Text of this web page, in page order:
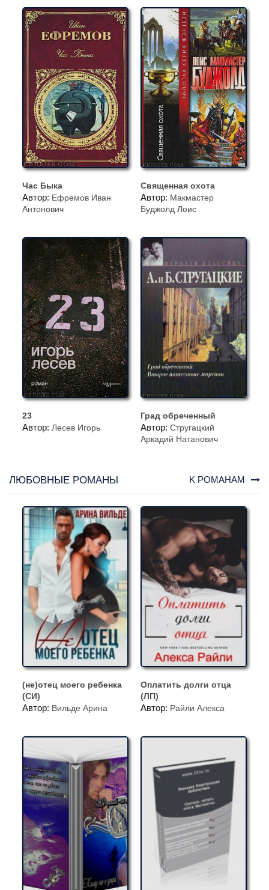
«Убей меня нежно», и по нему также был снят
художественный фильм (2002) с Хизер Грэм и
Джозефом Файнсом в главных ролях.
Час Быка
Автор: Ефремов Иван
Антонович
Священная охота
Автор: Макмастер
Буджолд Лоис
23
Автор: Лесев Игорь
Град обреченный
Автор: Стругацкий
Аркадий Натанович
ЛЮБОВНЫЕ РОМАНЫ K РОМАНАМ
(не)отец моего ребенка
(СИ)
Автор: Вильде Арина
Оплатить долги отца
(ЛП)
Автор: Райли Алекса